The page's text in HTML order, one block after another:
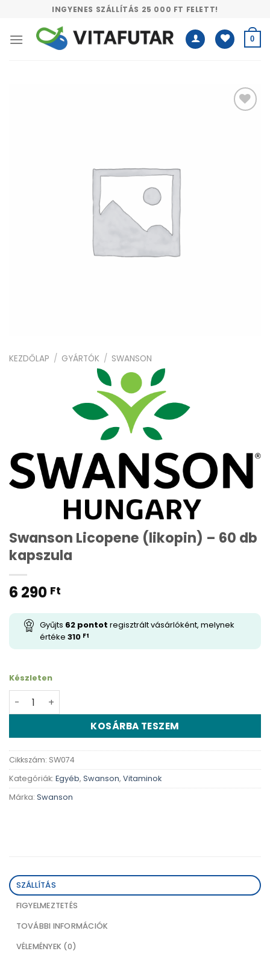
content
INGYENES SZÁLLÍTÁS 25 000 FT FELETT!
0
KEZDŐLAP / GYÁRTÓK / SWANSON
Swanson Licopene (likopin) – 60 db
kapszula
6 290 Ft
Gyűjts 62 pontot regisztrált vásárlóként, melynek
értéke 310 Ft
Készleten
Swanson Licopene (likopin) - 60 db kapszula mennyiség
KOSÁRBA TESZEM
Cikkszám: SW074
Kategóriák: Egyéb, Swanson, Vitaminok
Márka: Swanson
SZÁLLÍTÁS
FIGYELMEZTETÉS
TOVÁBBI INFORMÁCIÓK
VÉLEMÉNYEK (0)